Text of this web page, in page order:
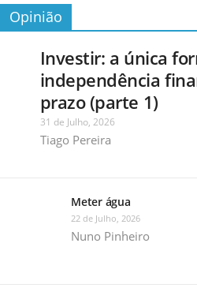
Opinião
Investir: a única
independência
prazo (parte 1)
31 de Julho, 2026
Tiago Pereira
Meter água
22 de Julho, 2026
Nuno Pinheiro